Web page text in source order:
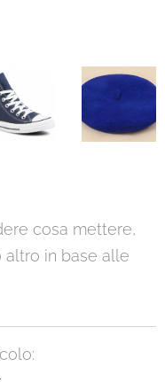
cosa mettere,
altro in base alle